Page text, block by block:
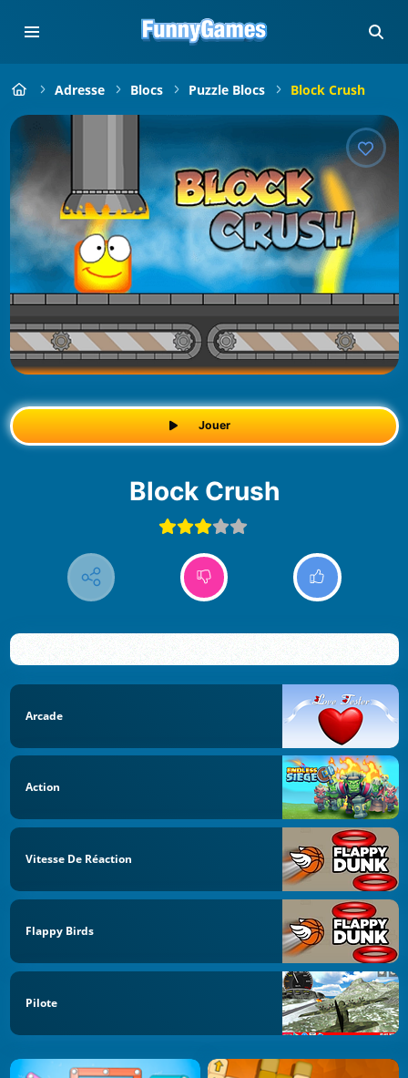
Adresse Blocs Puzzle Blocs Block Crush
Jouer
Block Crush
Arcade
Action
Vitesse De Réaction
Flappy Birds
Pilote